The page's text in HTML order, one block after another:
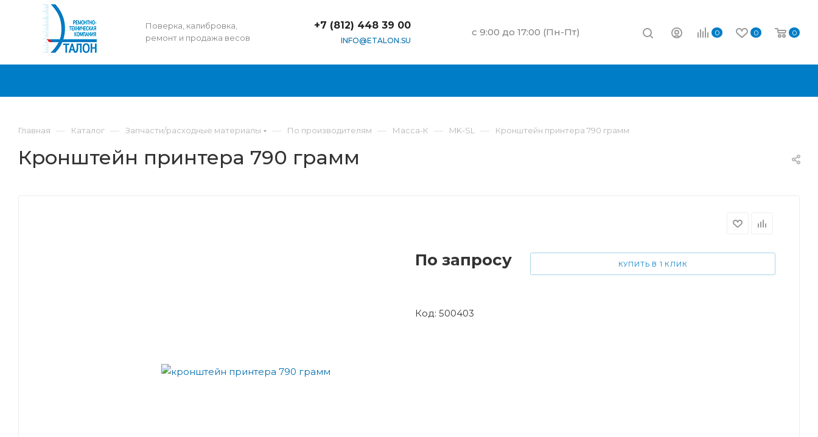
Поверка, калибровка,
ремонт и продажа весов
+7 (812) 448 39 00
INFO@ETALON.SU
c 9:00 до 17:00 (Пн-Пт) 0 0 0
Главная — Каталог — Запчасти/расходные материалы — По производителям — Масса-К — MK-SL — Кронштейн принтера 790 грамм
Кронштейн принтера 790 грамм
По запросу КУПИТЬ В 1 КЛИК
Код: 500403